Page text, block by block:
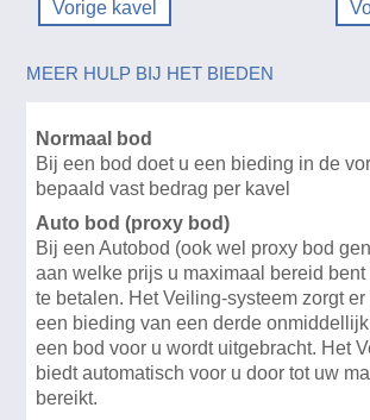
Vorige kavel
MEER HULP BIJ HET BIEDEN
Normaal bod
Bij een bod doet u een bieding in de
bepaald vast bedrag per kavel
Auto bod (proxy bod)
Bij een Autobod (ook wel proxy bod
aan welke prijs u maximaal bereid bent
te betalen. Het Veiling-systeem zorgt er
een bieding van een derde
een bod voor u wordt uitgebracht. Het
biedt automatisch voor u door tot uw
bereikt.